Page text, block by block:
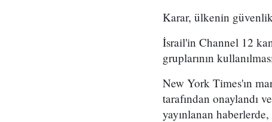
Karar, ülkenin
İsrail'in Channel 12
gruplarının
New York Times'ın
tarafından onaylandı
yayınlanan